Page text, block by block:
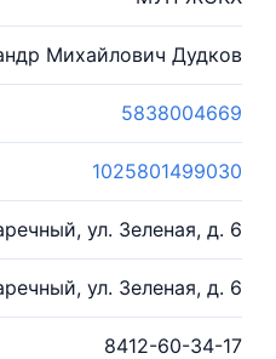
Михайлович Дудков
5838004669
1025801499030
ул. Зеленая, д. 6
ул. Зеленая, д. 6
8412-60-34-17